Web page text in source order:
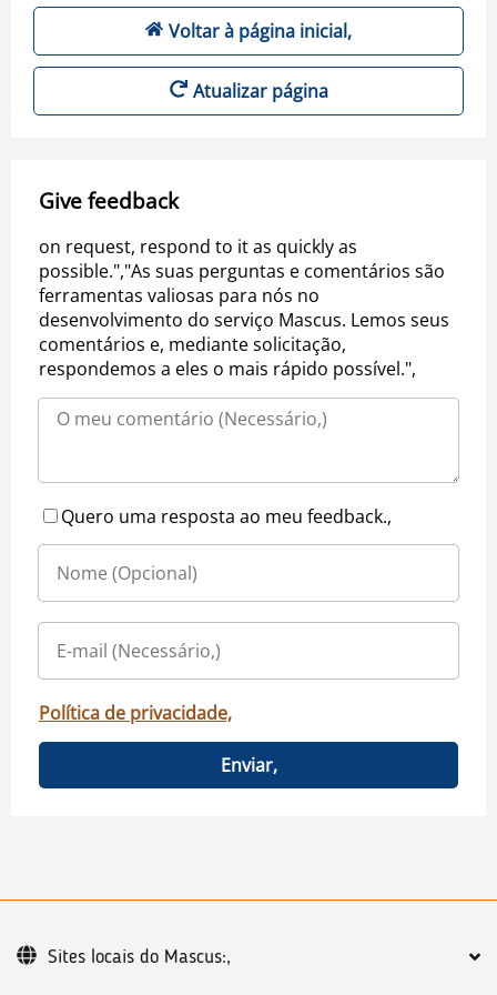
Voltar à página inicial,
Atualizar página
Give feedback
on request, respond to it as quickly as
possible.","As suas perguntas e comentários são
ferramentas valiosas para nós no
desenvolvimento do serviço Mascus. Lemos seus
comentários e, mediante solicitação,
respondemos a eles o mais rápido possível.",
Quero uma resposta ao meu feedback.,
Política de privacidade,
Enviar,
Sites locais do Mascus:,